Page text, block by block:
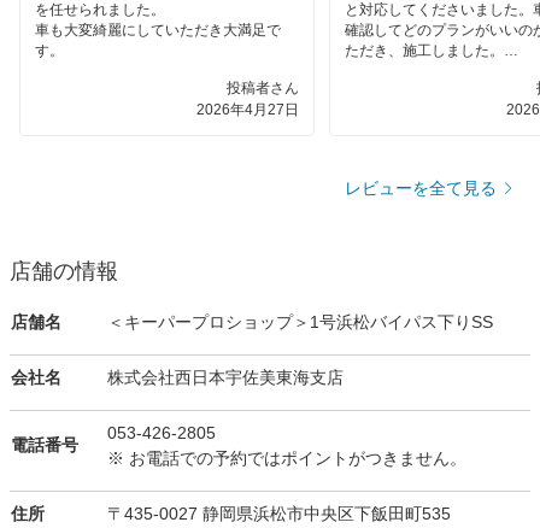
を任せられました。
車も大変綺麗にしていただき大満足で
す。
投稿者さん
2026年4月27日
と対応してくださいました。
確認してどのプランがいいの
ただき、施工しました。
まった為に完全に綺麗になる
ませんでしたが、よかったと
レビューを全て見る
店舗の情報
店舗名 ＜キーパープロショップ＞1号浜松バイパス下りSS
会社名 株式会社西日本宇佐美東海支店
電話番号
053-426-2805
※ お電話での予約ではポイントがつきません。
住所 〒435-0027 静岡県浜松市中央区下飯田町535